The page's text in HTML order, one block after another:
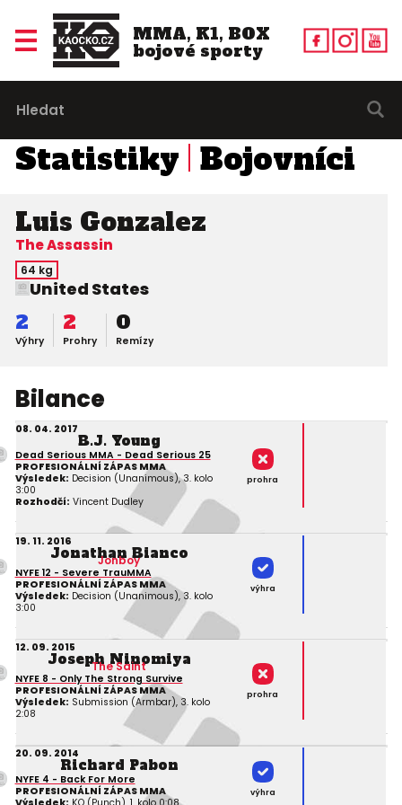
MMA, K1, BOX
bojové sporty
Statistiky Bojovníci
Luis Gonzalez
The Assassin
64 kg
United States
Výhry
2
Prohry
2
Remízy
0
Bilance
08. 04. 2017
B.J. Young
Dead Serious MMA - Dead Serious 25
PROFESIONÁLNÍ ZÁPAS MMA
Výsledek: Decision (Unanimous), 3. kolo
3:00
Rozhodčí: Vincent Dudley
prohra
19. 11. 2016
Jonathan Bianco
Jonboy
NYFE 12 - Severe TrauMMA
PROFESIONÁLNÍ ZÁPAS MMA
Výsledek: Decision (Unanimous), 3. kolo
3:00
výhra
12. 09. 2015
Joseph Ninomiya
The Saint
NYFE 8 - Only The Strong Survive
PROFESIONÁLNÍ ZÁPAS MMA
Výsledek: Submission (Armbar), 3. kolo
2:08
prohra
20. 09. 2014
Richard Pabon
NYFE 4 - Back For More
PROFESIONÁLNÍ ZÁPAS MMA
výhra